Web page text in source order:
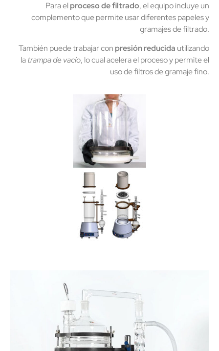
Para elproceso de filtrado, el equipo incluye un
complemento que permite usar diferentes papeles y
gramajes de filtrado.
También puede trabajar con presión reducida utilizando
latrampa de vacío, lo cual acelera el proceso y permite el
uso de filtros de gramaje fino.